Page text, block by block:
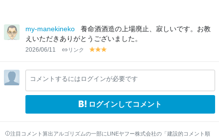
my-manekineko
養命酒酒造の上場廃止、寂しいです。お教
えいただきありがとうございました。
2026/06/11 リンク
y
lo
w
y
lo
w
lo
w
コメントするにはログインが必要です
ログインしてコメント
注目コメント算出アルゴリズムの一部にLINEヤフー株式会社の「建設的コメント順